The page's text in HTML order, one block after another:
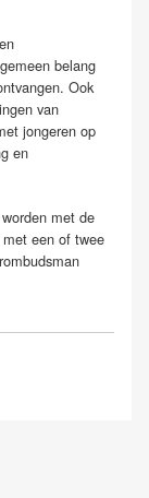
belang
Ook
van
jongeren op
en
met de
een of twee